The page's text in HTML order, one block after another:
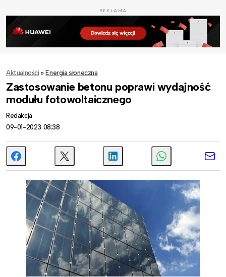
REKLAMA
Aktualności » Energia słoneczna
Zastosowanie betonu poprawi wydajność
modułu fotowoltaicznego
Redakcja
09-01-2023 08:38